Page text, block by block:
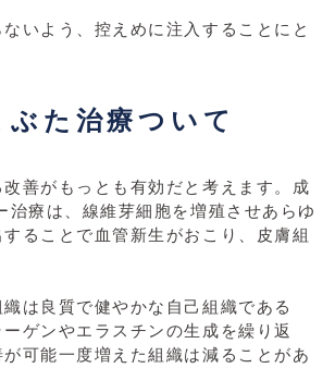
いよう、控えめに注入することにと
ぶた治療ついて
善がもっとも有効だと考えます。成
治療は、線維芽細胞を増殖させあらゆ
ることで血管新生がおこり、皮膚組
は良質で健やかな自己組織である
ゲンやエラスチンの生成を繰り返
可能一度増えた組織は減ることがあ